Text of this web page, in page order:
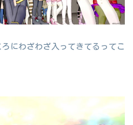
にわざわざ入ってきてるってこ